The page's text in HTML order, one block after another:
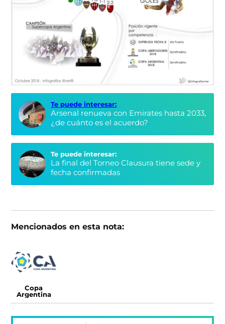
Te puede interesar:
Arsenal renueva con Emirates hasta 2033,
¿de cuánto es el acuerdo?
Te puede interesar:
La final del Torneo Clausura tiene sede y
fecha confirmadas
Mencionados en esta nota:
Copa
Argentina